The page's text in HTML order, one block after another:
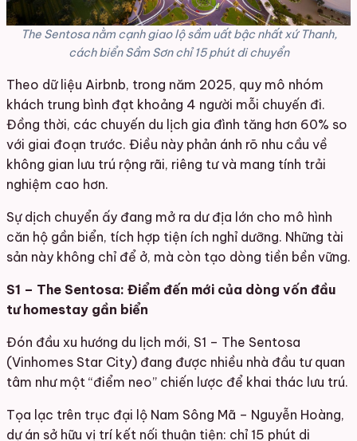
The Sentosa nằm cạnh giao lộ sầm uất bậc nhất xứ Thanh,
cách biển Sầm Sơn chỉ 15 phút di chuyển
Theo dữ liệu Airbnb, trong năm 2025, quy mô nhóm
khách trung bình đạt khoảng 4 người mỗi chuyến đi.
Đồng thời, các chuyến du lịch gia đình tăng hơn 60% so
với giai đoạn trước. Điều này phản ánh rõ nhu cầu về
không gian lưu trú rộng rãi, riêng tư và mang tính trải
nghiệm cao hơn.
Sự dịch chuyển ấy đang mở ra dư địa lớn cho mô hình
căn hộ gần biển, tích hợp tiện ích nghỉ dưỡng. Những tài
sản này không chỉ để ở, mà còn tạo dòng tiền bền vững.
S1 – The Sentosa: Điểm đến mới của dòng vốn đầu
tư homestay gần biển
Đón đầu xu hướng du lịch mới, S1 – The Sentosa
(Vinhomes Star City) đang được nhiều nhà đầu tư quan
tâm như một “điểm neo” chiến lược để khai thác lưu trú.
Tọa lạc trên trục đại lộ Nam Sông Mã – Nguyễn Hoàng,
dự án sở hữu vị trí kết nối thuận tiện: chỉ 15 phút di